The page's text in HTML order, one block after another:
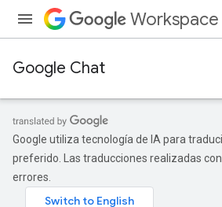
Workspace
Google Chat
Google utiliza tecnología de IA para
preferido. Las traducciones realizadas
errores.